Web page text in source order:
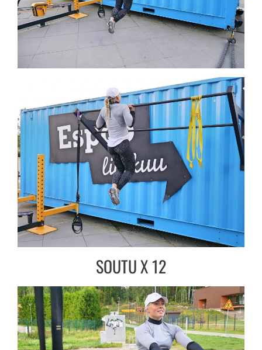
SOUTU X 12